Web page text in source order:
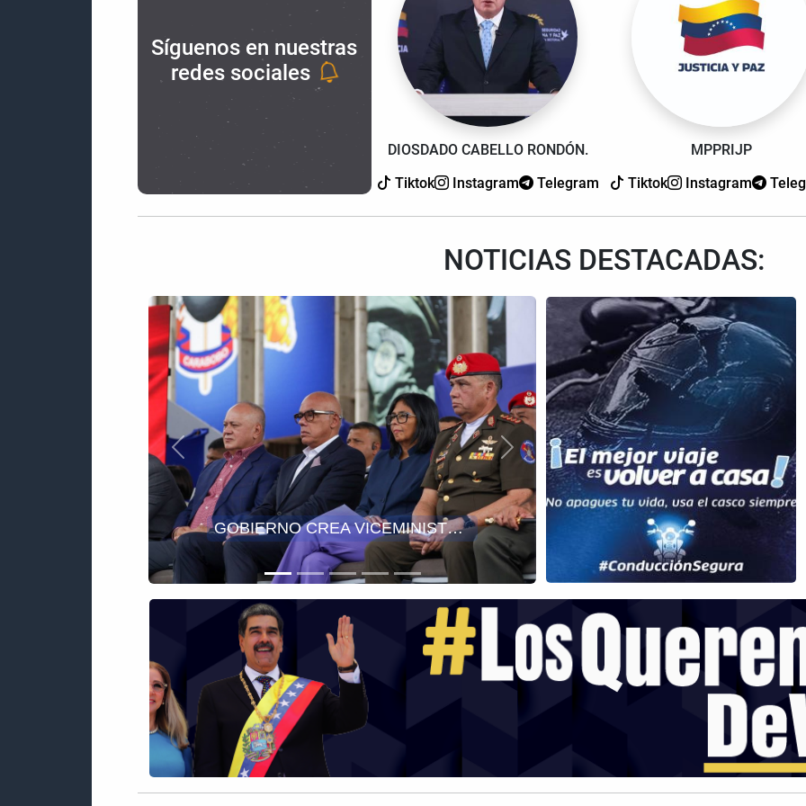
Síguenos en nuestras
redes sociales
DIOSDADO CABELLO RONDÓN.
Tiktok
Instagram Telegram
MPPRIJP
Tiktok
Instagram
NOTICIAS DESTACADAS:
DIOSDADO CABELLO DESTACA AVANCES DE LA GRAN CONSULTA NACIONAL SOBRE LA REFORMA DEL SISTEMA DE JUSTICIA PENAL
Anterior Siguiente